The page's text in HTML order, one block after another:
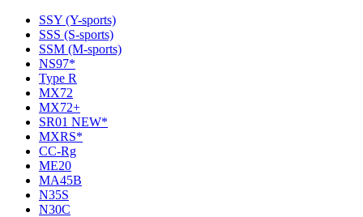
SSY (Y-sports)
SSS (S-sports)
SSM (M-sports)
NS97*
Type R
MX72
MX72+
SR01 NEW*
MXRS*
CC-Rg
ME20
MA45B
N35S
N30C